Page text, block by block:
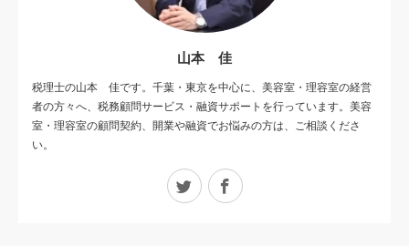
山本 佳
税理士の山本 佳です。千葉・東京を中心に、美容室・理容室の経営
者の方々へ、税務顧問サービス・融資サポートを行っています。美容
室・理容室の顧問契約、開業や融資でお悩みの方は、ご相談くださ
い。
Twitter Facebook